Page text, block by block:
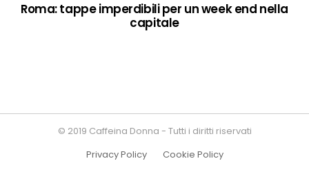
Roma: tappe imperdibili per un week end nella
capitale
© 2019 Caffeina Donna - Tutti i diritti riservati
Privacy Policy
Cookie Policy